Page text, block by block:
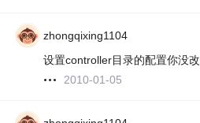
zhongqixing1104
设置controller目录的配置你没改
2010-01-05